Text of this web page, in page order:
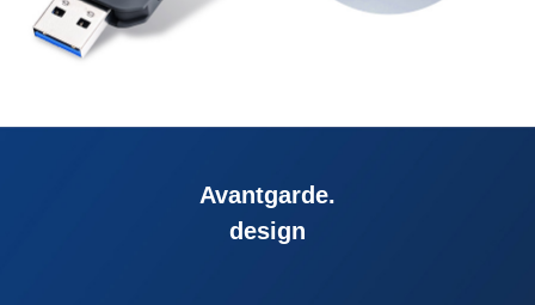
Avantgarde.
design